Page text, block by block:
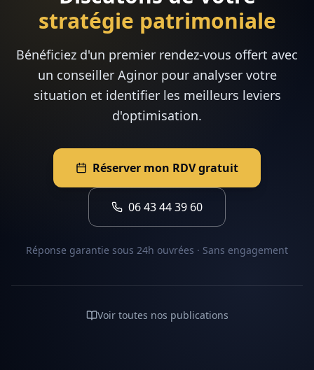
stratégie patrimoniale
Bénéficiez d'un premier rendez-vous offert avec
un conseiller Aginor pour analyser votre
situation et identifier les meilleurs leviers
d'optimisation.
Réserver mon RDV gratuit
06 43 44 39 60
Réponse garantie sous 24h ouvrées · Sans engagement
Voir toutes nos publications